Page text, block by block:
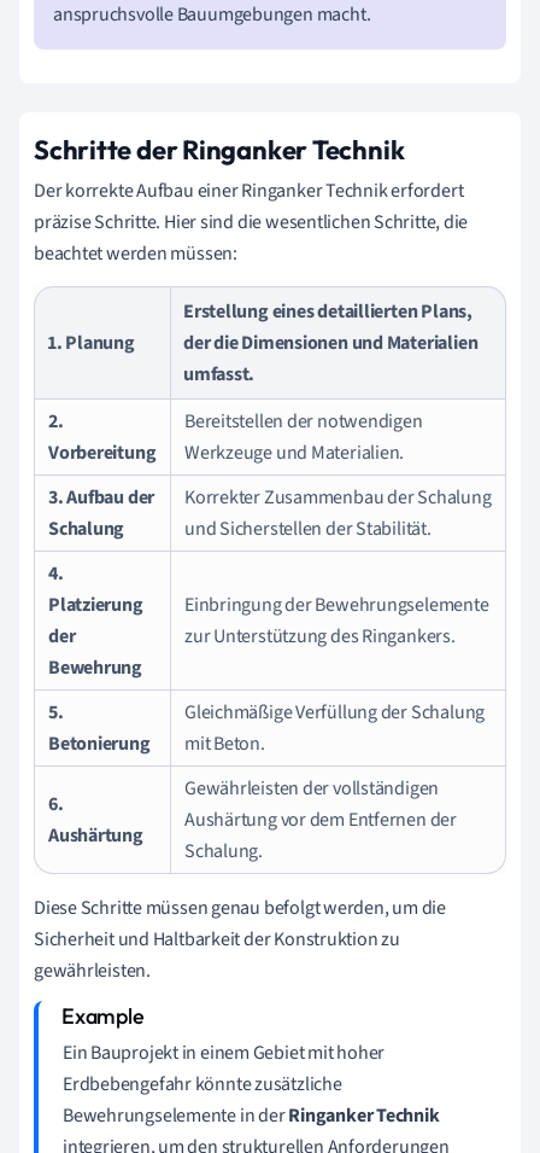
anspruchsvolle Bauumgebungen macht.
Schritte der Ringanker Technik
Der korrekte Aufbau einer Ringanker Technik erfordert
präzise Schritte. Hier sind die wesentlichen Schritte, die
beachtet werden müssen:
1. Planung
Erstellung eines detaillierten Plans,
der die Dimensionen und Materialien
umfasst.
2.
Vorbereitung
Bereitstellen der notwendigen
Werkzeuge und Materialien.
3. Aufbau der
Schalung
Korrekter Zusammenbau der Schalung
und Sicherstellen der Stabilität.
4.
Platzierung
der
Bewehrung
Einbringung der Bewehrungselemente
zur Unterstützung des Ringankers.
5.
Betonierung
Gleichmäßige Verfüllung der Schalung
mit Beton.
6.
Aushärtung
Gewährleisten der vollständigen
Aushärtung vor dem Entfernen der
Schalung.
Diese Schritte müssen genau befolgt werden, um die
Sicherheit und Haltbarkeit der Konstruktion zu
gewährleisten.
Ein Bauprojekt in einem Gebiet mit hoher
Erdbebengefahr könnte zusätzliche
Bewehrungselemente in derRinganker Technik
integrieren, um den strukturellen Anforderungen